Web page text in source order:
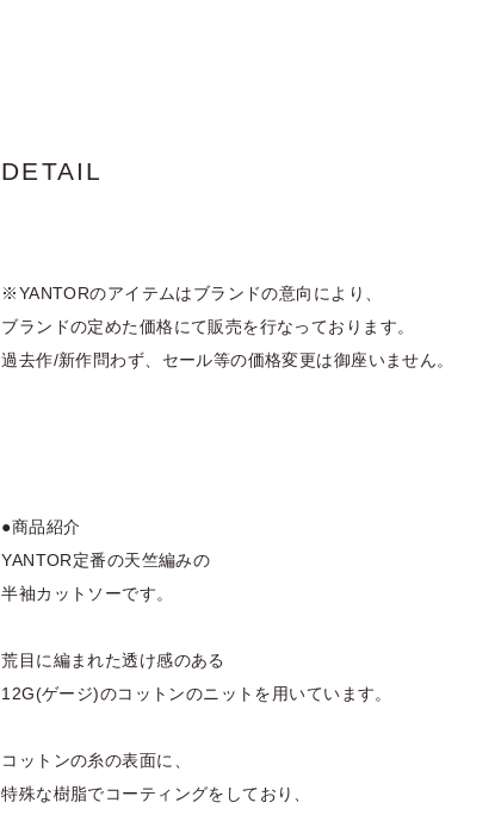
DETAIL
※YANTORのアイテムはブランドの意向により、
ブランドの定めた価格にて販売を行なっております。
過去作/新作問わず、セール等の価格変更は御座いません。
●商品紹介
YANTOR定番の天竺編みの
半袖カットソーです。
荒目に編まれた透け感のある
12G(ゲージ)のコットンのニットを用いています。
コットンの糸の表面に、
特殊な樹脂でコーティングをしており、